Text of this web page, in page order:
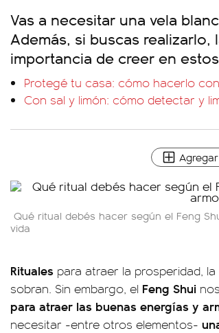
Vas a necesitar una vela
Además, si buscas
importancia de creer en
Protegé tu casa: cómo hacerlo
Con sal y limón: cómo detectar y
Qué ritual debés hacer según el Feng
vida
Rituales para atraer la prosperidad,
sobran. Sin embargo, el Feng Shui
para atraer las buenas energías y
necesitar -entre otros elementos-